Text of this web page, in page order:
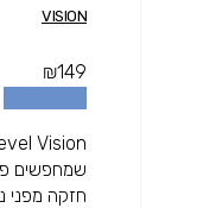
VISION
₪149
שמחפשים
חזקה מפני